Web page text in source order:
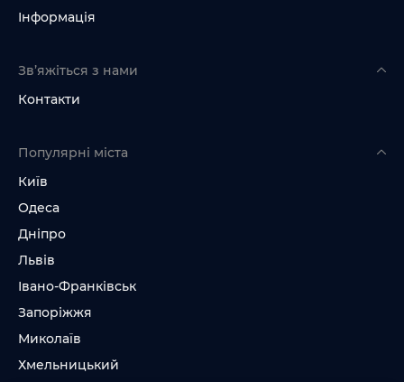
Інформація
Зв’яжіться з нами
Контакти
Популярні міста
Київ
Одеса
Дніпро
Львів
Івано-Франківськ
Запоріжжя
Миколаїв
Хмельницький